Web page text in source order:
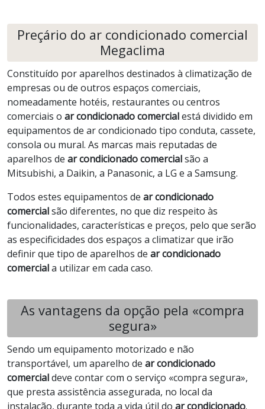
Preçário do ar condicionado comercial
Megaclima
Constituído por aparelhos destinados à climatização de
empresas ou de outros espaços comerciais,
nomeadamente hotéis, restaurantes ou centros
comerciais o ar condicionado comercialestá dividido em
equipamentos de ar condicionado tipo conduta, cassete,
consola ou mural. As marcas mais reputadas de
aparelhos de ar condicionado comercialsão a
Mitsubishi, a Daikin, a Panasonic, a LG e a Samsung.
Todos estes equipamentos de ar condicionado
comercialsão diferentes, no que diz respeito às
funcionalidades, características e preços, pelo que serão
as especificidades dos espaços a climatizar que irão
definir que tipo de aparelhos de ar condicionado
comerciala utilizar em cada caso.
As vantagens da opção pela «compra
segura»
Sendo um equipamento motorizado e não
transportável, um aparelho de ar condicionado
comercialdeve contar com o serviço «compra segura»,
que presta assistência assegurada, no local da
instalação, durante toda a vida útil do ar condicionado.